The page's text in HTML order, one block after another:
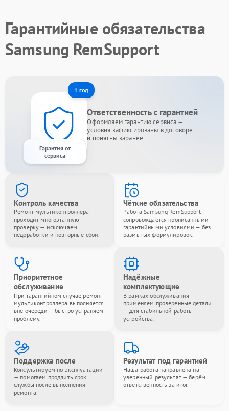
Гарантийные обязательства
Samsung RemSupport
1 год
Гарантия от
сервиса
Ответственность с гарантией
Оформляем гарантию сервиса —
условия зафиксированы в договоре
и понятны заранее.
Контроль качества
Ремонт мультиконтроллера
проходит многоэтапную
проверку — исключаем
недоработки и повторные сбои.
Чёткие обязательства
Работа Samsung RemSupport
сопровождается прописанными
гарантийными условиями — без
размытых формулировок.
Приоритетное
обслуживание
При гарантийном случае ремонт
мультиконтроллера выполняется
вне очереди — быстро устраняем
проблему.
Надёжные
комплектующие
В рамках обслуживания
применяем проверенные детали
— для стабильной работы
устройства.
Поддержка после
Консультируем по эксплуатации
— помогаем продлить срок
службы после выполнения
ремонта.
Результат под гарантией
Наша работа направлена на
уверенный результат — берём
ответственность за итог.